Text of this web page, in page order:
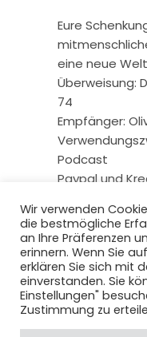
Eure
eine neue
Überweisung:
74
Empfänger:
Podcast
Paypal und
Copyright
Wir verwenden
die bestmögliche
an Ihre Präferenzen
erinnern. Wenn Sie
erklären Sie sich mit
einverstanden. Sie
Einstellungen"
Zustimmung zu